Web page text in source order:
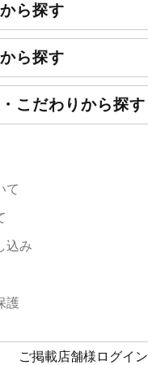
ら探す
ら探す
こだわりから探す
て
込み
護
ご掲載店舗様ログイン